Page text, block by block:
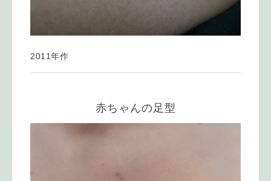
2011年作
赤ちゃんの足型